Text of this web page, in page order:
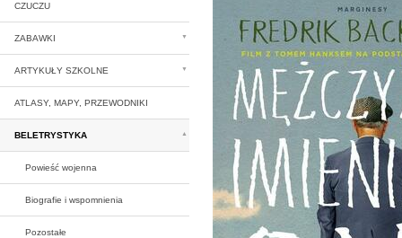
CZUCZU
ZABAWKI
ARTYKUŁY SZKOLNE
ATLASY, MAPY, PRZEWODNIKI
BELETRYSTYKA
Powieść wojenna
Biografie i wspomnienia
Pozostałe